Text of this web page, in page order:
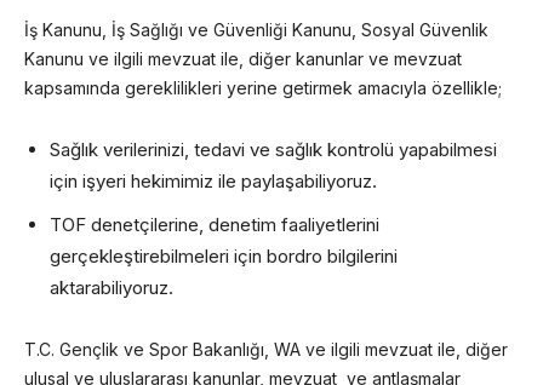
İş Kanunu, İş Sağlığı ve Güvenliği Kanunu, Sosyal Güvenlik
Kanunu ve ilgili mevzuat ile, diğer kanunlar ve mevzuat
kapsamında gereklilikleri yerine getirmek amacıyla özellikle;
Sağlık verilerinizi, tedavi ve sağlık kontrolü yapabilmesi
için işyeri hekimimiz ile paylaşabiliyoruz.
TOF denetçilerine, denetim faaliyetlerini
gerçekleştirebilmeleri için bordro bilgilerini
aktarabiliyoruz.
T.C. Gençlik ve Spor Bakanlığı, WA ve ilgili mevzuat ile, diğer
ulusal ve uluslararası kanunlar, mevzuat ve antlaşmalar